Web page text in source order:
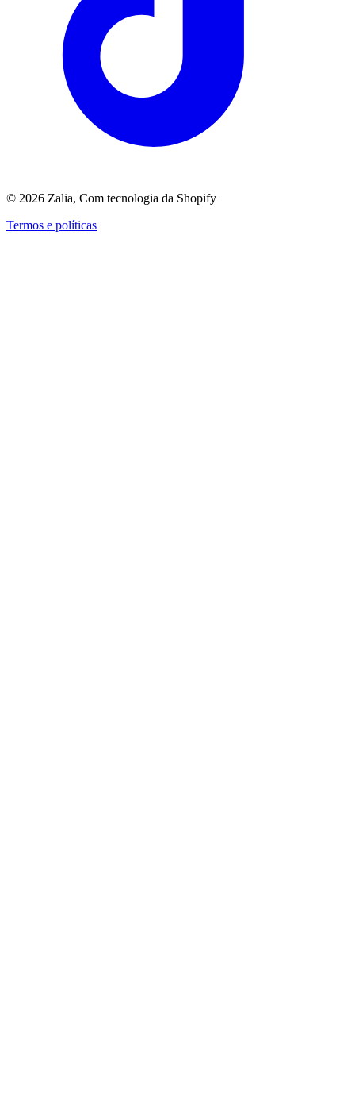
© 2026 Zalia, Com tecnologia da Shopify
Termos e políticas